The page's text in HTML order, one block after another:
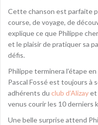
Cette chanson est parfaite
course, de voyage, de
explique ce que Philippe
et le plaisir de pratiquer sa
défis.
Philippe terminera l’étape
Pascal Fossé est toujours à
adhérents du club d’Alizayet
venus courir les 10 derniers
Une belle surprise attend